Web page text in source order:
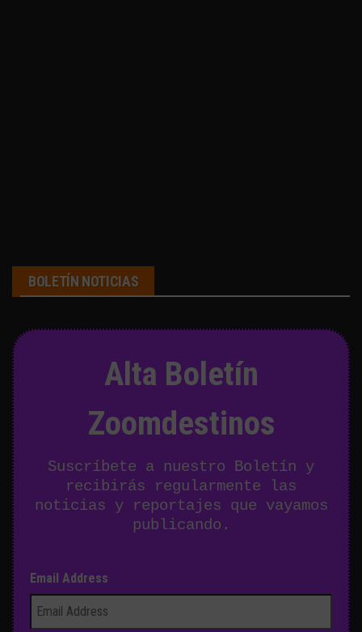
BOLETÍN NOTICIAS
Alta Boletín
Zoomdestinos
Suscríbete a nuestro Boletín y
recibirás regularmente las
noticias y reportajes que vayamos
publicando.
Email Address